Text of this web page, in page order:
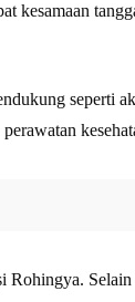
kesamaan
seperti
Rohingya.